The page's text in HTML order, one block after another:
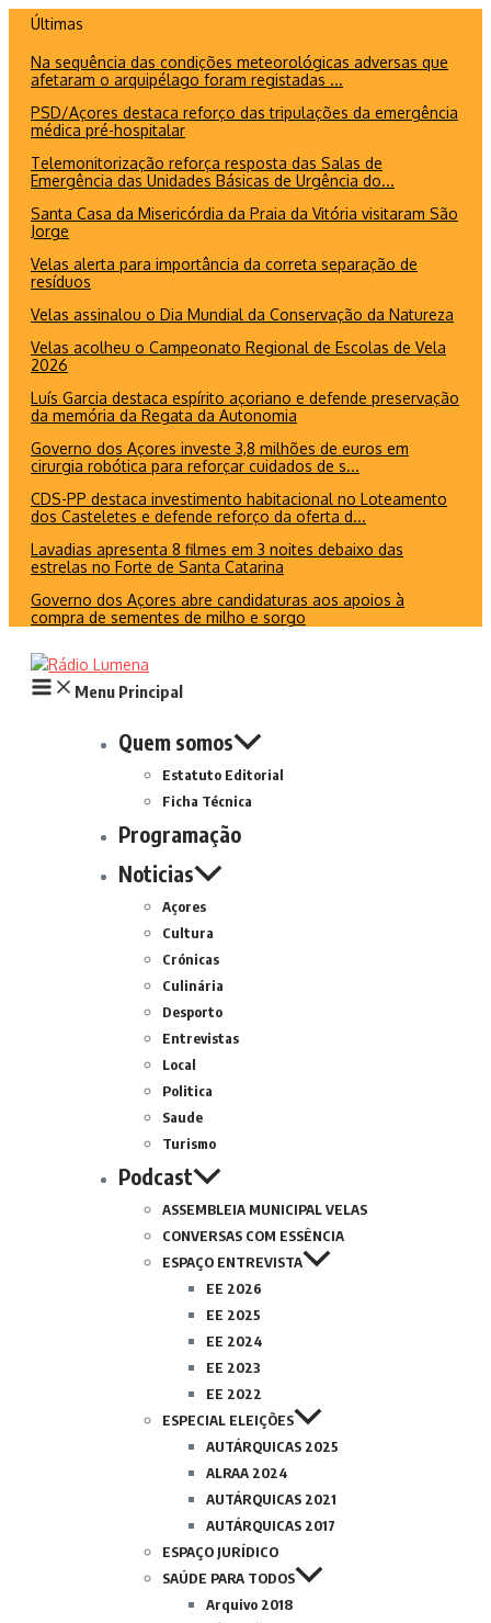
conteúdo
Últimas
Na sequência das condições meteorológicas adversas que
afetaram o arquipélago foram registadas ...
PSD/Açores destaca reforço das tripulações da emergência
médica pré-hospitalar
Telemonitorização reforça resposta das Salas de
Emergência das Unidades Básicas de Urgência do...
Santa Casa da Misericórdia da Praia da Vitória visitaram São
Jorge
Velas alerta para importância da correta separação de
resíduos
Velas assinalou o Dia Mundial da Conservação da Natureza
Velas acolheu o Campeonato Regional de Escolas de Vela
2026
Luís Garcia destaca espírito açoriano e defende preservação
da memória da Regata da Autonomia
Governo dos Açores investe 3,8 milhões de euros em
cirurgia robótica para reforçar cuidados de s...
CDS-PP destaca investimento habitacional no Loteamento
dos Casteletes e defende reforço da oferta d...
Lavadias apresenta 8 filmes em 3 noites debaixo das
estrelas no Forte de Santa Catarina
Governo dos Açores abre candidaturas aos apoios à
compra de sementes de milho e sorgo
Menu Principal
Quem somos
Estatuto Editorial
Ficha Técnica
Programação
Noticias
Açores
Cultura
Crónicas
Culinária
Desporto
Entrevistas
Local
Politica
Saude
Turismo
Podcast
ASSEMBLEIA MUNICIPAL VELAS
CONVERSAS COM ESSÊNCIA
ESPAÇO ENTREVISTA
EE 2026
EE 2025
EE 2024
EE 2023
EE 2022
ESPECIAL ELEIÇÕES
AUTÁRQUICAS 2025
ALRAA 2024
AUTÁRQUICAS 2021
AUTÁRQUICAS 2017
ESPAÇO JURÍDICO
SAÚDE PARA TODOS
Arquivo 2018